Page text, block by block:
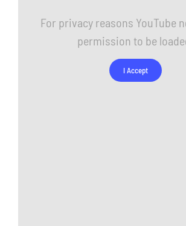
For privacy reasons YouTube
permission to be
I Accept